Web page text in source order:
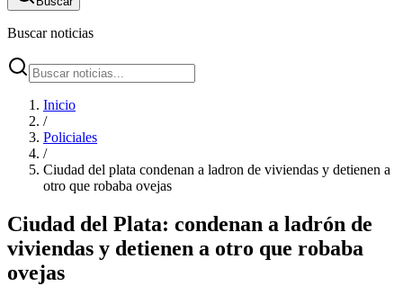
Buscar noticias
Inicio
/
Policiales
/
Ciudad del plata condenan a ladron de viviendas y detienen a
otro que robaba ovejas
Ciudad del Plata: condenan a ladrón de
viviendas y detienen a otro que robaba
ovejas